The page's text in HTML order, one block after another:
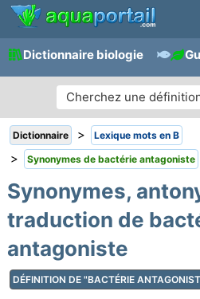
Dictionnaire biologie
Dictionnaire > Lexique mots en B
> Synonymes de bactérie antagoniste
Synonymes,
traduction de
antagoniste
DÉFINITION DE "BACTÉRIE